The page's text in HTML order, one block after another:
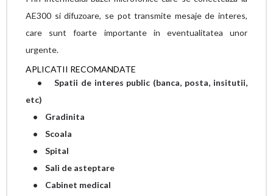
AE300 si difuzoare, se pot transmite mesaje de interes,
care sunt foarte importante in eventualitatea unor
urgente.
APLICATII RECOMANDATE
• Spatii de interes public (banca, posta, insitutii,
etc)
• Gradinita
• Scoala
• Spital
• Sali de asteptare
• Cabinet medical